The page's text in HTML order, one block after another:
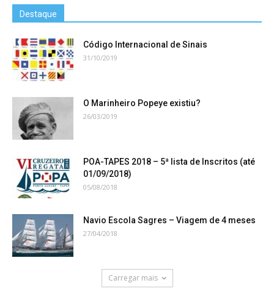
Destaque
Código Internacional de Sinais
31/10/2019
O Marinheiro Popeye existiu?
26/03/2019
POA-TAPES 2018 – 5ª lista de Inscritos (até
01/09/2018)
05/08/2018
Navio Escola Sagres – Viagem de 4 meses
27/04/2018
Carregar mais